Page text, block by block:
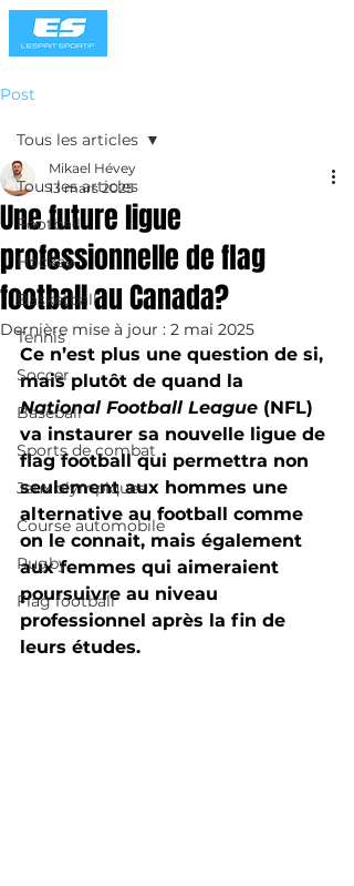
Post
Tous les articles
Football
Hockey
Basketball
Tennis
Soccer
Baseball
Sports de combat
Jeux olympiques
Course automobile
Rugby
Flag football
Tous les articles
Une future ligue
professionnelle de flag
football au Canada?
Mikael Hévey
13 mars 2025
Dernière mise à jour : 2 mai 2025
Ce n’est plus une question de si,
mais plutôt de quand la
National Football League (NFL)
va instaurer sa nouvelle ligue de
flag football qui permettra non
seulement aux hommes une
alternative au football comme
on le connait, mais également
aux femmes qui aimeraient
poursuivre au niveau
professionnel après la fin de
leurs études.